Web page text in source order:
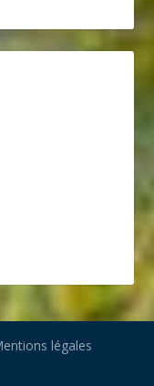
légales